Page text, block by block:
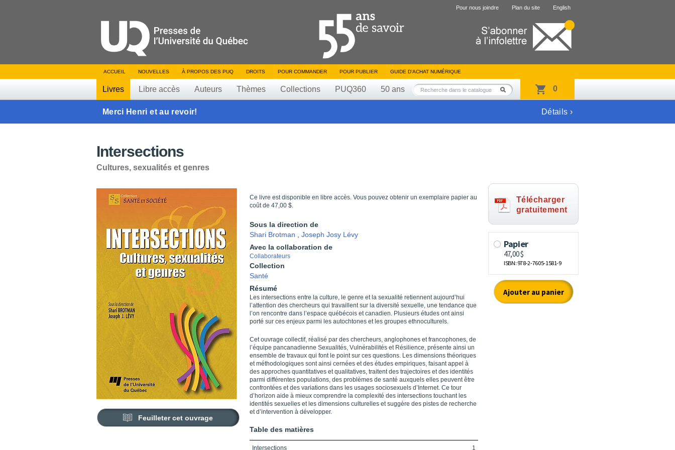
Pour nous joindre Plan du site English
ACCUEIL NOUVELLES À PROPOS DES PUQ DROITS POUR COMMANDER POUR PUBLIER GUIDE D’ACHAT NUMÉRIQUE
Livres Libre accès Auteurs Thèmes Collections PUQ360 50 ans 0
Merci Henri et au revoir! Détails ›
Intersections
Cultures, sexualités et genres
Feuilleter cet ouvrage
Ce livre est disponible en libre accès. Vous pouvez obtenir un exemplaire papier au
coût de 47,00 $.
Sous la direction de
Shari Brotman
Joseph Josy Lévy
Avec la collaboration de
Collaborateurs
Collection
Santé
Résumé
Les intersections entre la culture, le genre et la sexualité retiennent aujourd’hui
l’attention des chercheurs qui travaillent sur la diversité sexuelle, une tendance que
l’on rencontre dans l’espace québécois et canadien. Plusieurs études ont ainsi
porté sur ces enjeux parmi les autochtones et les groupes ethnoculturels.
Cet ouvrage collectif, réalisé par des chercheurs, anglophones et francophones, de
l’équipe pancanadienne Sexualités, Vulnérabilités et Résilience, présente ainsi un
ensemble de travaux qui font le point sur ces questions. Les dimensions théoriques
et méthodologiques sont ainsi cernées et des études empiriques, faisant appel à
des approches quantitatives et qualitatives, traitent des trajectoires et des identités
parmi différentes populations, des problèmes de santé auxquels elles peuvent être
confrontées et des variations dans les usages sociosexuels d’Internet. Ce tour
d’horizon aide à mieux comprendre la complexité des intersections touchant les
identités sexuelles et les dimensions culturelles et suggère des pistes de recherche
et d’intervention à développer.
Table des matières
Intersections 1
Télécharger
gratuitement